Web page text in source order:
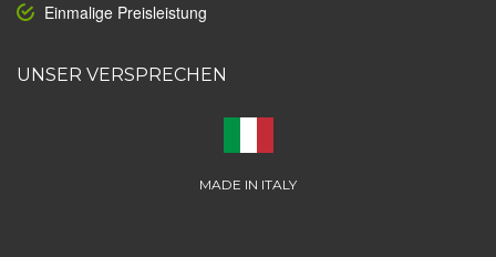
Einmalige Preisleistung
UNSER VERSPRECHEN
MADE IN ITALY